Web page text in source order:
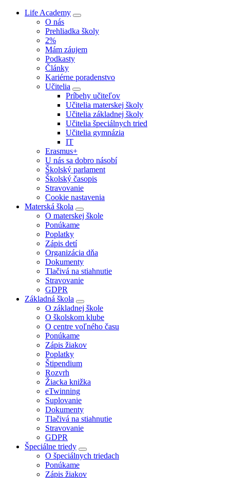
Life Academy
O nás
Prehliadka školy
2%
Mám záujem
Podkasty
Články
Kariérne poradenstvo
Učitelia
Príbehy učiteľov
Učitelia materskej školy
Učitelia základnej školy
Učitelia špeciálnych tried
Učitelia gymnázia
IT
Erasmus+
U nás sa dobro násobí
Školský parlament
Školský časopis
Stravovanie
Cookie nastavenia
Materská škola
O materskej škole
Ponúkame
Poplatky
Zápis detí
Organizácia dňa
Dokumenty
Tlačivá na stiahnutie
Stravovanie
GDPR
Základná škola
O základnej škole
O školskom klube
O centre voľného času
Ponúkame
Zápis žiakov
Poplatky
Štipendium
Rozvrh
Žiacka knižka
eTwinning
Suplovanie
Dokumenty
Tlačivá na stiahnutie
Stravovanie
GDPR
Špeciálne triedy
O špeciálnych triedach
Ponúkame
Zápis žiakov